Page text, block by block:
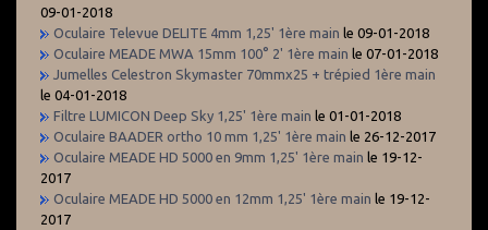
09-01-2018
Oculaire Televue DELITE 4mm 1,25' 1ère main le 09-01-2018
Oculaire MEADE MWA 15mm 100° 2' 1ère main le 07-01-2018
Jumelles Celestron Skymaster 70mmx25 + trépied 1ère main
le 04-01-2018
Filtre LUMICON Deep Sky 1,25' 1ère main le 01-01-2018
Oculaire BAADER ortho 10 mm 1,25' 1ère main le 26-12-2017
Oculaire MEADE HD 5000 en 9mm 1,25' 1ère main le 19-12-
2017
Oculaire MEADE HD 5000 en 12mm 1,25' 1ère main le 19-12-
2017